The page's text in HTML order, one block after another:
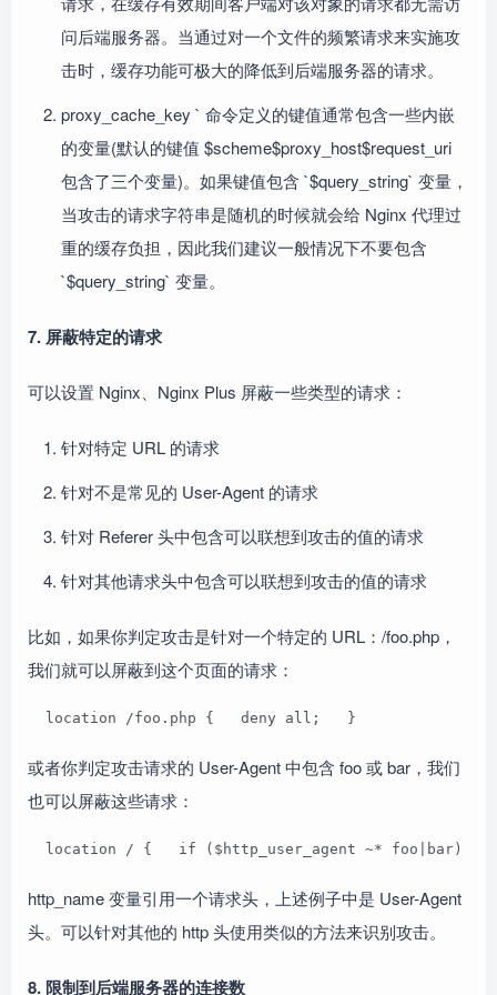
问后端服务器。当通过对一个文件的频繁请求来实施攻
击时，缓存功能可极大的降低到后端服务器的请求。
proxy_cache_key ` 命令定义的键值通常包含一些内嵌
的变量(默认的键值 $scheme$proxy_host$request_uri
包含了三个变量)。如果键值包含 `$query_string` 变量，
当攻击的请求字符串是随机的时候就会给 Nginx 代理过
重的缓存负担，因此我们建议一般情况下不要包含
`$query_string` 变量。
7. 屏蔽特定的请求
可以设置 Nginx、Nginx Plus 屏蔽一些类型的请求：
针对特定 URL 的请求
针对不是常见的 User-Agent 的请求
针对 Referer 头中包含可以联想到攻击的值的请求
针对其他请求头中包含可以联想到攻击的值的请求
比如，如果你判定攻击是针对一个特定的 URL：/foo.php，
我们就可以屏蔽到这个页面的请求：
  location /foo.php {   deny all;   }
或者你判定攻击请求的 User-Agent 中包含 foo 或 bar，我们
也可以屏蔽这些请求：
location / {   if ($http_user_agent ~* foo|bar)
http_name 变量引用一个请求头，上述例子中是 User-Agent
头。可以针对其他的 http 头使用类似的方法来识别攻击。
8. 限制到后端服务器的连接数